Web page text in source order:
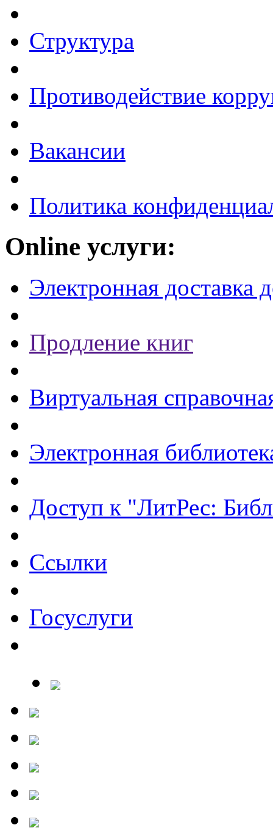
Структура
Противодействие
Вакансии
Политика
Online услуги:
Электронная доставка
Продление книг
Виртуальная
Электронная
Доступ к "ЛитРес:
Ссылки
Госуслуги